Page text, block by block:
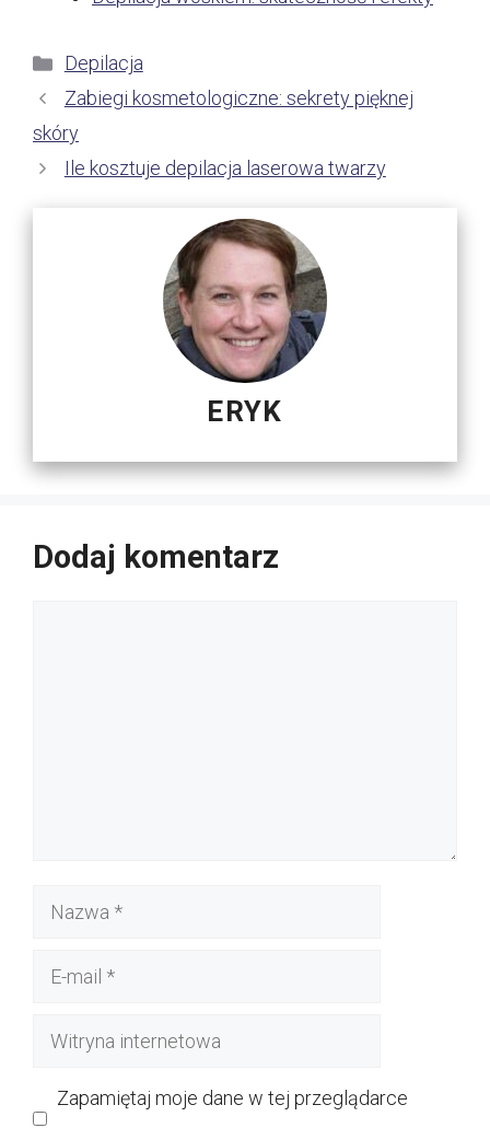
Kategorie
Depilacja
Zabiegi kosmetologiczne: sekrety pięknej
skóry
Ile kosztuje depilacja laserowa twarzy
ERYK
Dodaj komentarz
Nazwa
Witryna
Zapamiętaj moje dane w tej przeglądarce